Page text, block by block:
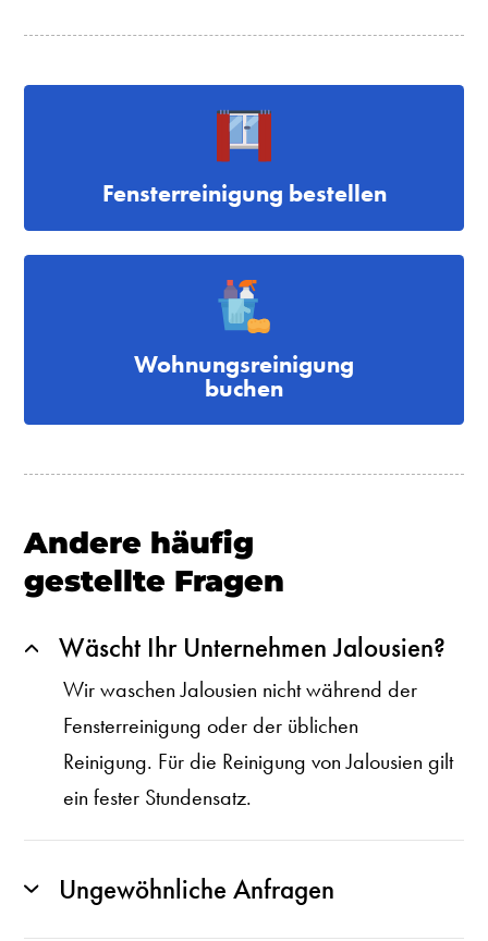
Fensterreinigung bestellen
Wohnungsreinigung
buchen
Andere häufig
gestellte Fragen
Wäscht Ihr Unternehmen Jalousien?
Wir waschen Jalousien nicht während der
Fensterreinigung oder der üblichen
Reinigung. Für die Reinigung von Jalousien gilt
ein fester Stundensatz.
Ungewöhnliche Anfragen